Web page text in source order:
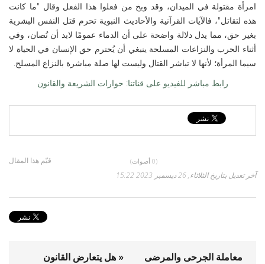
امرأة مقتولة في الميدان، وقد وبخ من فعلوا هذا الفعل وقال "ما كانت
هذه لتقاتل"، فالآيات القرآنية والأحاديث النبوية تحرم قتل النفس البشرية
بغير حق، مما يدل دلالة واضحة على أن الدماء عمومًا لابد أن تُصان، وفي
أثناء الحرب والنزاعات المسلحة ينبغي أن يُحترم حق الإنسان في الحياة لا
سيما المرأة؛ لأنها لا تباشر القتال وليست لها صلة مباشرة بالنزاع المسلح.
رابط مباشر للفيديو على قناتنا: حوارات الشريعة والقانون
قيّم هذا المقال (0 أصوات)
آخر تعديل بتاريخ الثلاثاء, 26 ديسمبر 2023 15:22
« هل يتعارض القانون
معاملة الجرحى والمرضى